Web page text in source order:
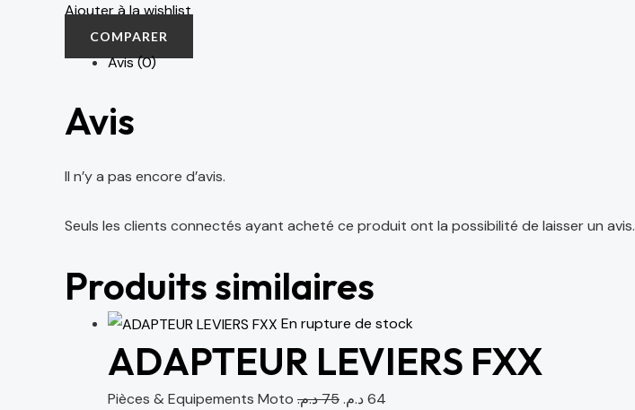
Ajouter à la wishlist
COMPARER
Avis (0)
Avis
Il n’y a pas encore d’avis.
Seuls les clients connectés ayant acheté ce produit ont la possibilité de laisser un avis.
Produits similaires
En rupture de stock
ADAPTEUR LEVIERS FXX
Pièces & Equipements Moto 75د.م. 64د.م.